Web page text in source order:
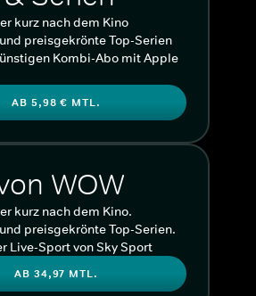
kurz nach dem Kino
preisgekrönte Top-Serien
Kombi-Abo mit Apple
AB 5,98 € MTL.
WOW
kurz nach dem Kino.
preisgekrönte Top-Serien.
Live-Sport von Sky Sport
AB 34,97 MTL.